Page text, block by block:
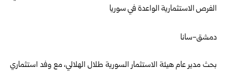
دمشق-سانا
بحث مدير عامهيئة الاستثمار السورية طلال الهلالي، مع وفد استثماري